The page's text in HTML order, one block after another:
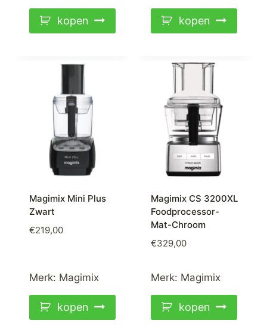
kopen kopen
Magimix Mini Plus
Zwart
€219,00
Merk: Magimix
kopen
Magimix CS 3200XL
Foodprocessor-
Mat-Chroom
€329,00
Merk: Magimix
kopen